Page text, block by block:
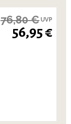
76,80 € UVP
56,95 €